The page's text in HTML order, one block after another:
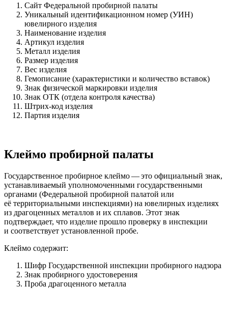
Сайт Федеральной пробирной палаты
Уникальный идентификационном номер (УИН)
ювелирного изделия
Наименование изделия
Артикул изделия
Металл изделия
Размер изделия
Вес изделия
Гемописание (характеристики и количество вставок)
Знак физической маркировки изделия
Знак ОТК (отдела контроля качества)
Штрих-код изделия
Партия изделия
Клеймо пробирной палаты
Государственное пробирное клеймо — это официальный знак,
устанавливаемый уполномоченными государственными
органами (Федеральной пробирной палатой или
её территориальными инспекциями) на ювелирных изделиях
из драгоценных металлов и их сплавов. Этот знак
подтверждает, что изделие прошло проверку в инспекции
и соответствует установленной пробе.
Клеймо содержит:
Шифр Государственной инспекции пробирного надзора
Знак пробирного удостоверения
Проба драгоценного металла